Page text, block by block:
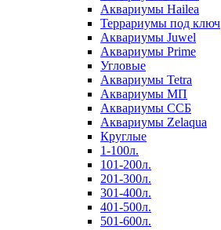
Аквариумы Hailea
Террариумы под ключ
Аквариумы Juwel
Аквариумы Prime
Угловые
Аквариумы Tetra
Аквариумы МП
Аквариумы ССБ
Аквариумы Zelaqua
Круглые
1-100л.
101-200л.
201-300л.
301-400л.
401-500л.
501-600л.